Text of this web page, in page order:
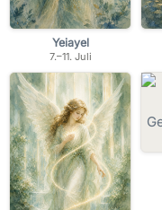
Yeiayel
7.–11. Juli